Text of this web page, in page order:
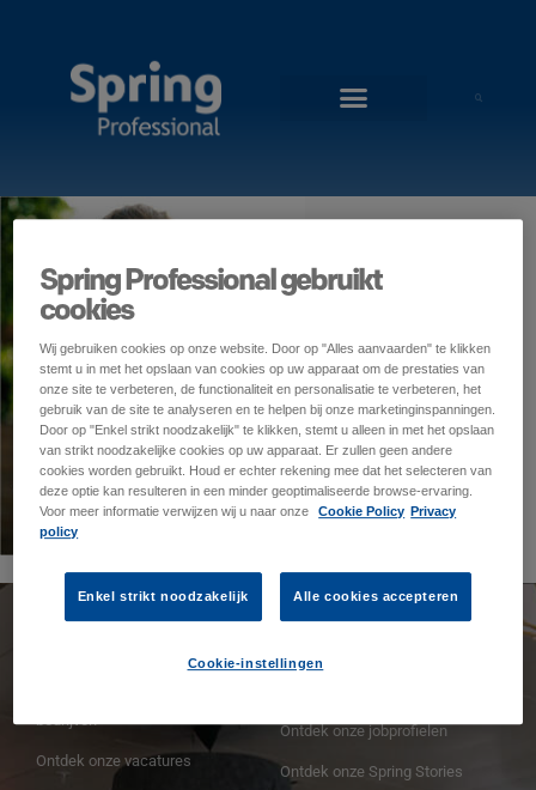
Ontdek onze vacatures
Ontdek onze jobprofielen
Ontdek onze Spring Stories
Spring Professional gebruikt
cookies
Wij gebruiken cookies op onze website. Door op "Alles aanvaarden" te klikken
stemt u in met het opslaan van cookies op uw apparaat om de prestaties van
onze site te verbeteren, de functionaliteit en personalisatie te verbeteren, het
gebruik van de site te analyseren en te helpen bij onze marketinginspanningen.
Door op "Enkel strikt noodzakelijk" te klikken, stemt u alleen in met het opslaan
van strikt noodzakelijke cookies op uw apparaat. Er zullen geen andere
cookies worden gebruikt. Houd er echter rekening mee dat het selecteren van
deze optie kan resulteren in een minder geoptimaliseerde browse-ervaring.
Voor meer informatie verwijzen wij u naar onze
Cookie Policy Privacy
policy
Enkel strikt noodzakelijk Alle cookies accepteren
Cookie-instellingen